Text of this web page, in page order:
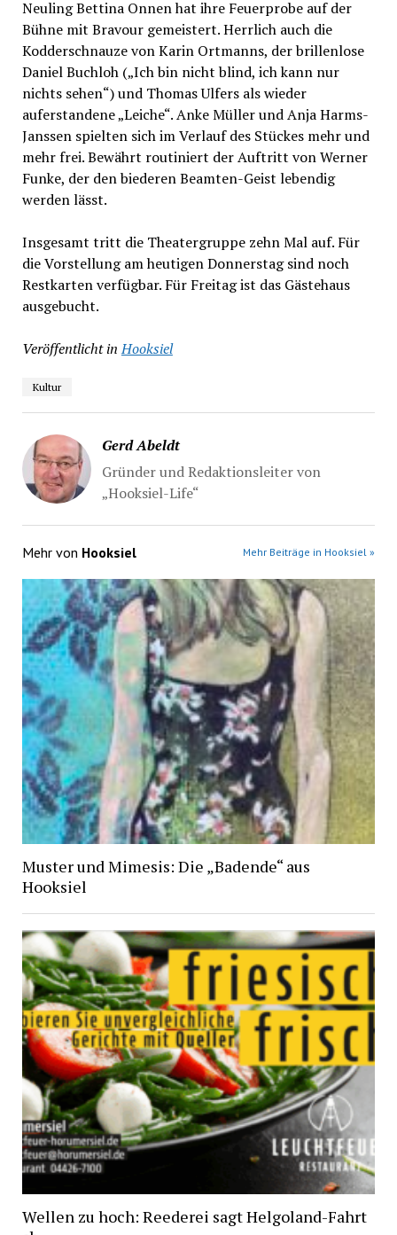
Neuling Bettina Onnen hat ihre Feuerprobe auf der
Bühne mit Bravour gemeistert. Herrlich auch die
Kodderschnauze von Karin Ortmanns, der brillenlose
Daniel Buchloh („Ich bin nicht blind, ich kann nur
nichts sehen“) und Thomas Ulfers als wieder
auferstandene „Leiche“. Anke Müller und Anja Harms-
Janssen spielten sich im Verlauf des Stückes mehr und
mehr frei. Bewährt routiniert der Auftritt von Werner
Funke, der den biederen Beamten-Geist lebendig
werden lässt.
Insgesamt tritt die Theatergruppe zehn Mal auf. Für
die Vorstellung am heutigen Donnerstag sind noch
Restkarten verfügbar. Für Freitag ist das Gästehaus
ausgebucht.
Veröffentlicht in Hooksiel
Kultur
Gerd Abeldt
Gründer und Redaktionsleiter von
„Hooksiel-Life“
Mehr von Hooksiel Mehr Beiträge in Hooksiel »
Muster und Mimesis: Die „Badende“ aus
Hooksiel
Wellen zu hoch: Reederei sagt Helgoland-Fahrt